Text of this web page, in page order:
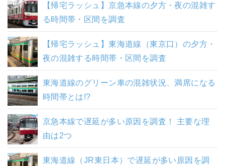
【帰宅ラッシュ】京急本線の夕方・夜の混雑す
る時間帯・区間を調査
【帰宅ラッシュ】東海道線（東京口）の夕方・
夜の混雑する時間帯・区間を調査
東海道線のグリーン車の混雑状況、満席になる
時間帯とは!?
京急本線で遅延が多い原因を調査！ 主要な理
由は2つ
東海道線（JR東日本）で遅延が多い原因を調